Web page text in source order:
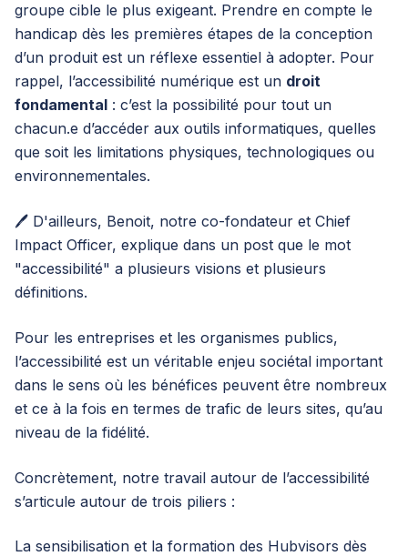
groupe cible le plus exigeant. Prendre en compte le
handicap dès les premières étapes de la conception
d’un produit est un réflexe essentiel à adopter. Pour
rappel, l’accessibilité numérique est un droit
fondamental : c’est la possibilité pour tout un
chacun.e d’accéder aux outils informatiques, quelles
que soit les limitations physiques, technologiques ou
environnementales.
🖊 D'ailleurs, Benoit, notre co-fondateur et Chief
Impact Officer, explique dans un post que le mot
"accessibilité" a plusieurs visions et plusieurs
définitions.
Pour les entreprises et les organismes publics,
l’accessibilité est un véritable enjeu sociétal important
dans le sens où les bénéfices peuvent être nombreux
et ce à la fois en termes de trafic de leurs sites, qu’au
niveau de la fidélité.
Concrètement, notre travail autour de l’accessibilité
s’articule autour de trois piliers :
La sensibilisation et la formation des Hubvisors dès